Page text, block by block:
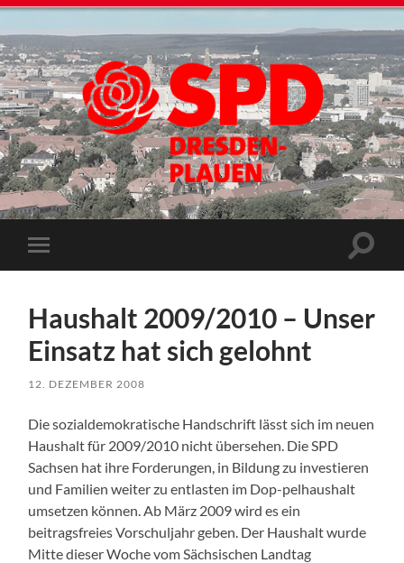
Haushalt 2009/2010 – Unser
Einsatz hat sich gelohnt
12. DEZEMBER 2008
Die sozialdemokratische Handschrift lässt sich im neuen
Haushalt für 2009/2010 nicht übersehen. Die SPD
Sachsen hat ihre Forderungen, in Bildung zu investieren
und Familien weiter zu entlasten im Dop-pelhaushalt
umsetzen können. Ab März 2009 wird es ein
beitragsfreies Vorschuljahr geben. Der Haushalt wurde
Mitte dieser Woche vom Sächsischen Landtag